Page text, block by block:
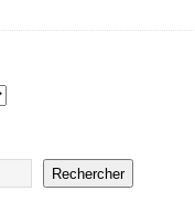
Rechercher